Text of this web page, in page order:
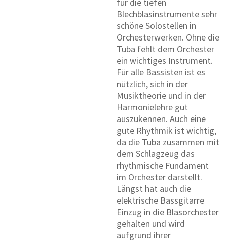
Blechblasinstrumente sehr
schöne Solostellen in
Orchesterwerken. Ohne die
Tuba fehlt dem Orchester
ein wichtiges Instrument.
Für alle Bassisten ist es
nützlich, sich in der
Musiktheorie und in der
Harmonielehre gut
auszukennen. Auch eine
gute Rhythmik ist wichtig,
da die Tuba zusammen mit
dem Schlagzeug das
rhythmische Fundament
im Orchester darstellt.
Längst hat auch die
elektrische Bassgitarre
Einzug in die Blasorchester
gehalten und wird
aufgrund ihrer